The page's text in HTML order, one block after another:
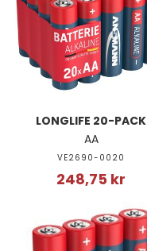
LONGLIFE 20-PACK
AA
VE2690-0020
248,75 kr